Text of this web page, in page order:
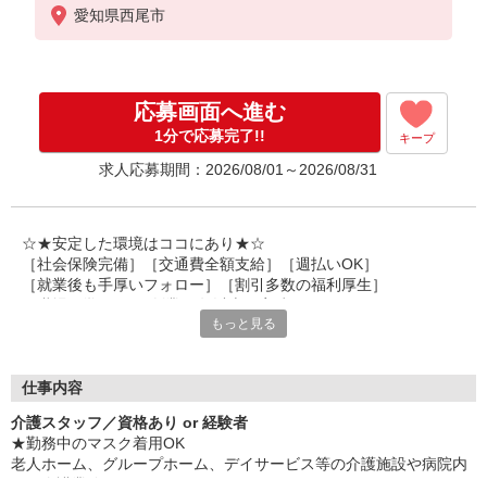
◆無資格・経験者：時給1,400円〜
◆介護福祉士：時給1,600円〜
※経験者は3ヶ月以上
※給与幅は経験・能力による
愛知県西尾市
応募画面へ進む
1分で応募完了!! キープ
求人応募期間：2026/08/01～2026/08/31
☆★安定した環境はココにあり★☆
［社会保険完備］［交通費全額支給］［週払いOK］
［就業後も手厚いフォロー］［割引多数の福利厚生］
など、安心して長く続けられる待遇が目白押し！
「せっかく働くならキャリアアップを目指したい」
☆★必要な資格や経験は？★☆
□ 介護職員初任者研修以上
もっと見る
仕事内容
介護スタッフ／資格あり or 経験者
★勤務中のマスク着用OK
老人ホーム、グループホーム、デイサービス等の介護施設や病院内